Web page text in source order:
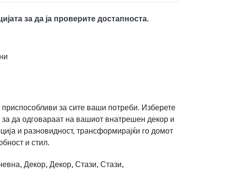
за да ја проверите достапноста.
за сите ваши потреби. Изберете
да одговараат на вашиот внатрешен декор и
и разновидност, трансформирајќи го домот
и стил.
, Декор, Декор, Стази, Стази,